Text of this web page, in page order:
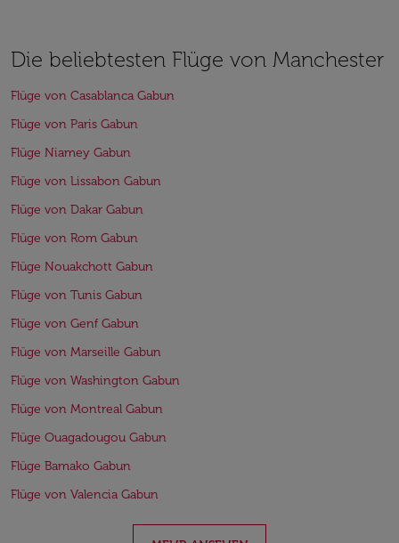
Die beliebtesten Flüge von Manchester
Flüge von Casablanca Gabun
Flüge von Paris Gabun
Flüge Niamey Gabun
Flüge von Lissabon Gabun
Flüge von Dakar Gabun
Flüge von Rom Gabun
Flüge Nouakchott Gabun
Flüge von Tunis Gabun
Flüge von Genf Gabun
Flüge von Marseille Gabun
Flüge von Washington Gabun
Flüge von Montreal Gabun
Flüge Ouagadougou Gabun
Flüge Bamako Gabun
Flüge von Valencia Gabun